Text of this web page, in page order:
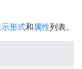
形式和属性列表。